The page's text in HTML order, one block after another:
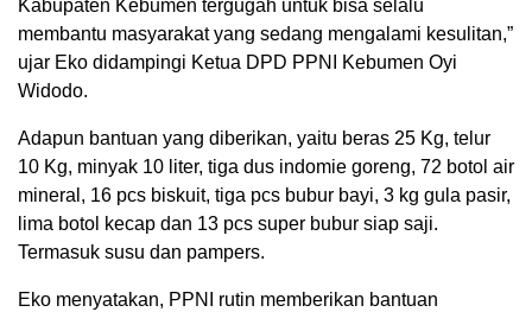
Kabupaten Kebumen tergugah untuk bisa selalu
membantu masyarakat yang sedang mengalami kesulitan,”
ujar Eko didampingi Ketua DPD PPNI Kebumen Oyi
Widodo.
Adapun bantuan yang diberikan, yaitu beras 25 Kg, telur
10 Kg, minyak 10 liter, tiga dus indomie goreng, 72 botol air
mineral, 16 pcs biskuit, tiga pcs bubur bayi, 3 kg gula pasir,
lima botol kecap dan 13 pcs super bubur siap saji.
Termasuk susu dan pampers.
Eko menyatakan, PPNI rutin memberikan bantuan